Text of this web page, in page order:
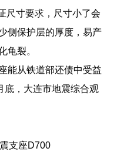
尺寸要求，尺寸小了会
侧保护层的厚度，易产
龟裂。
能从铁道部还债中受益
底，大连市地震综合观
支座D700